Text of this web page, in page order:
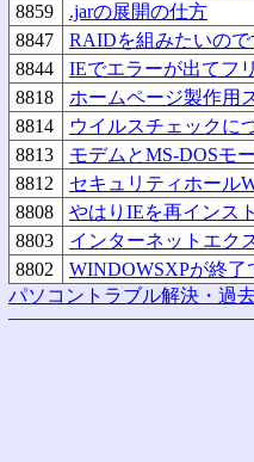
8859
.jarの展開の仕方
8847
RAIDを組みたいので
8844
IEでエラーが出てフ
8818
ホームページ製作用
8814
ウイルスチェックに
8813
モデムとMS-DOSモ
8812
セキュリティホール
8808
やはりIEを再インス
8803
インターネットエク
8802
WINDOWSXPが終了
パソコントラブル解決・過